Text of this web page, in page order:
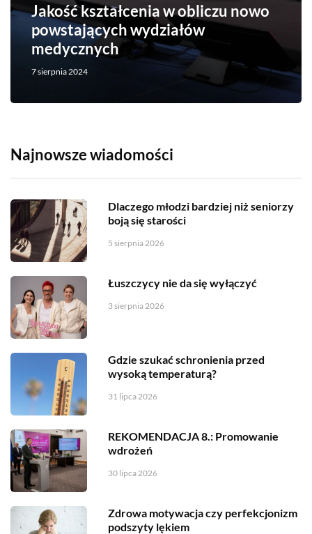
Jakość kształcenia w obliczu nowo
powstających wydziałów
medycznych
7 sierpnia 2024
Najnowsze wiadomości
Dlaczego młodzi bardziej niż seniorzy
boją się starości
5 sierpnia 2026
Łuszczycy nie da się wyłączyć
3 sierpnia 2026
Gdzie szukać schronienia przed
wysoką temperaturą?
31 lipca 2026
REKOMENDACJA 8.: Promowanie
wdrożeń
30 lipca 2026
Zdrowa motywacja czy perfekcjonizm
podszyty lękiem